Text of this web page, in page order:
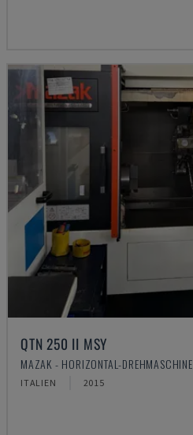
QTN 250 II MSY
MAZAK - HORIZONTAL-DREHMASCHINE
ITALIEN 2015